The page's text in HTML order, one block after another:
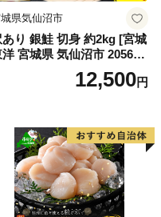
県気仙沼市
あり 銀鮭 切身 約2kg [宮城
宮城県 気仙沼市 205649
鮭 魚介類 海鮮 訳アリ 規
外 不揃い さけ サケ 鮭切身
り身 魚 わけあり
12,500円